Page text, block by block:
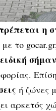
η
το gocar.gr
ή ζώνες
αρκετός